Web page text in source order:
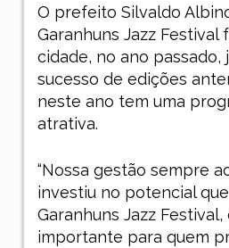
O prefeito Silvaldo
Garanhuns Jazz Festival
cidade, no ano passado,
sucesso de edições
neste ano tem uma
atrativa.
“Nossa gestão sempre
investiu no potencial
Garanhuns Jazz
importante para quem